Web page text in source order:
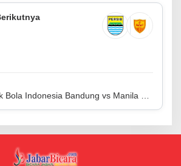
17
39
34 8 10 16
34Persatuan Sepak Bola Indonesia Bandung vs Manila Digger FC